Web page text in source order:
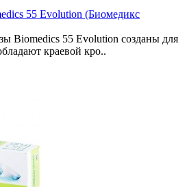
55 Evolution (Биомедикс
Biomedics 55 Evolution созданы для
краевой кро..